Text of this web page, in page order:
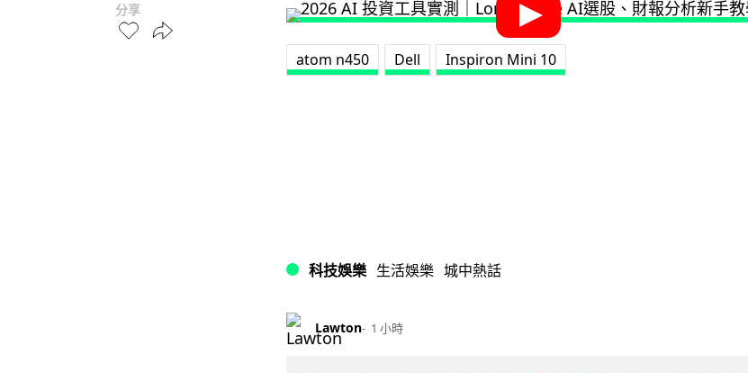
分享
atom n450 Dell Inspiron Mini 10
科技娛樂 生活娛樂 城中熱話
Lawton 1 小時